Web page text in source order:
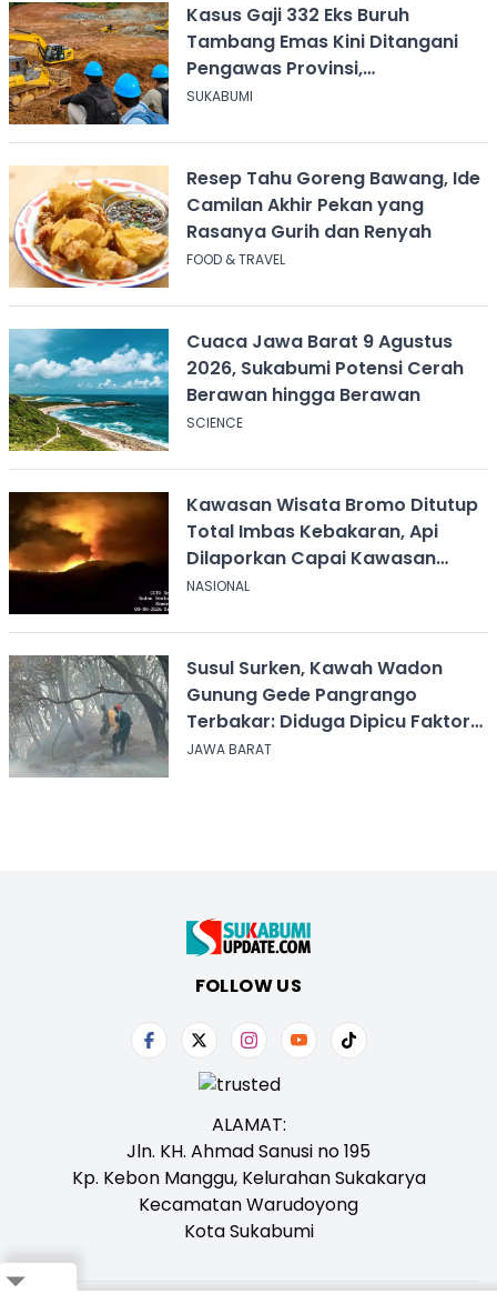
Kasus Gaji 332 Eks Buruh
Tambang Emas Kini Ditangani
Pengawas Provinsi,
Disnakertrans Sukabumi Terus
SUKABUMI
Resep Tahu Goreng Bawang, Ide
Camilan Akhir Pekan yang
Rasanya Gurih dan Renyah
FOOD & TRAVEL
Cuaca Jawa Barat 9 Agustus
2026, Sukabumi Potensi Cerah
Berawan hingga Berawan
SCIENCE
Kawasan Wisata Bromo Ditutup
Total Imbas Kebakaran, Api
Dilaporkan Capai Kawasan
Sabana
NASIONAL
Susul Surken, Kawah Wadon
Gunung Gede Pangrango
Terbakar: Diduga Dipicu Faktor
Alam
JAWA BARAT
FOLLOW US
ALAMAT:
Jln. KH. Ahmad Sanusi no 195
Kp. Kebon Manggu, Kelurahan Sukakarya
Kecamatan Warudoyong
Kota Sukabumi